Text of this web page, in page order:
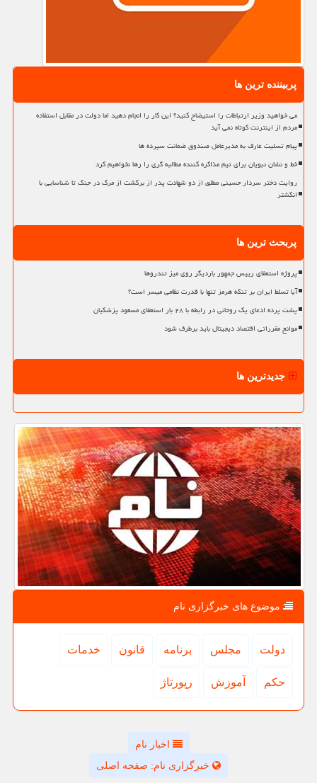
پربیننده ترین ها
می خواهید وزیر ارتباطات را استیضاح کنید؟ این کار را انجام دهید اما دولت در مقابل استفاده
مردم از اینترنت کوتاه نمی آید
پیام تسلیت عارف به مدیرعامل صندوق ضمانت سپرده ها
خط و نشان نبویان برای تیم مذاکره کننده مطالبه گری را رها نخواهیم کرد
روایت دختر سردار حسینی مطلق از دو شهادت پدر از برگشت از مرگ در جنگ تا شناسایی با
انگشتر
پربحث ترین ها
پروژه استعفای رییس جمهور باردیگر روی میز تندروها
آیا تسلط ایران بر تنگه هرمز تنها با قدرت نظامی میسر است؟
پشت پرده ادعای یک روحانی در رابطه با ۲۸ بار استعفای مسعود پزشکیان
موانع مقرراتی اقتصاد دیجیتال باید برطرف شود
جدیدترین ها
موضوع های خبرگزاری نام
دولت مجلس برنامه قانون خدمات
حكم آموزش رپورتاژ
اخبار نام
خبرگزاری نام: صفحه اصلی